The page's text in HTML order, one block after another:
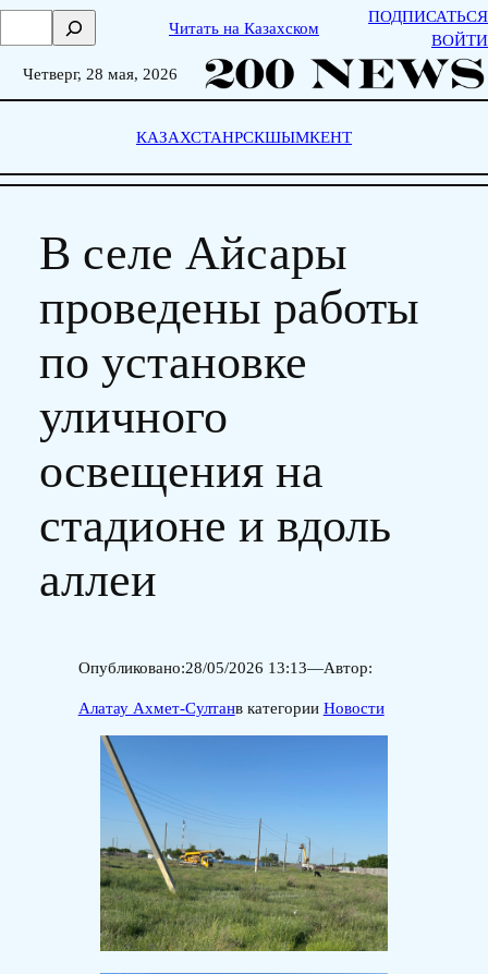
Skip
о
Читать на Казахском
ПОДПИСАТЬСЯ
ВОЙТИ
Четверг, 28 мая, 2026
КАЗАХСТАНРСКШЫМКЕНТ
В селе Айсары
проведены работы
по установке
уличного
освещения на
стадионе и вдоль
аллеи
Опубликовано:28/05/2026 13:13—Автор:
Алатау Ахмет-Султанв категории Новости